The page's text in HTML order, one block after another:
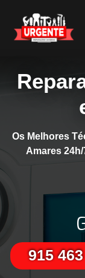
Os Melhores
Amares
915